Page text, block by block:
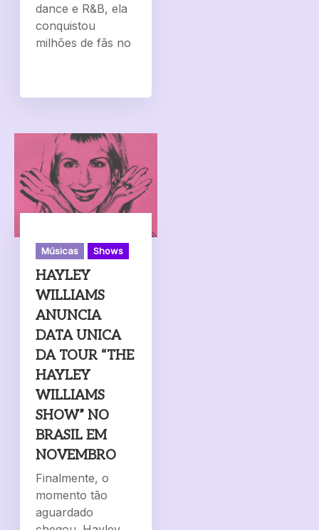
dance e R&B, ela
conquistou
milhões de fãs no
Músicas Shows
HAYLEY
WILLIAMS
ANUNCIA
DATA UNICA
DA TOUR “THE
HAYLEY
WILLIAMS
SHOW” NO
BRASIL EM
NOVEMBRO
Finalmente, o
momento tão
aguardado